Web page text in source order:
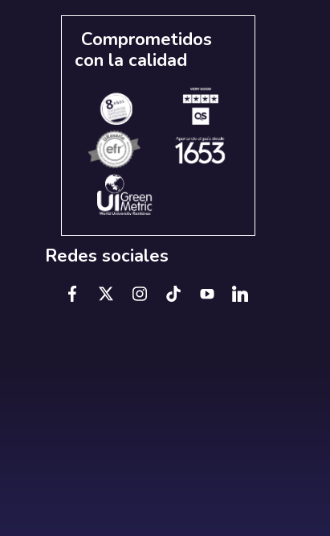
Comprometidos
con la calidad
Redes sociales